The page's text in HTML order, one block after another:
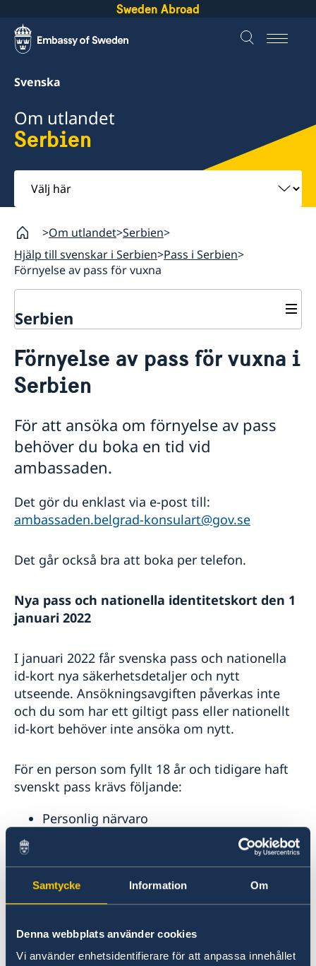
Samtycke Information Om
Denna webbplats använder cookies
Vi använder enhetsidentifierare för att anpassa innehållet
Sweden Abroad
Svenska
Om utlandet
Serbien
Välj
här
Om utlandet Serbien
Hjälp till svenskar i Serbien Pass i Serbien
Förnyelse av pass för vuxna
Serbien
Hjälp till svenskar i Serbien
Rösta i Serbien
Pensions- och levnadsintyg
Avgifter
Akut hjälp
Vad kan ambassaden bistå med
Pass i Serbien
Förnyelse av pass för vuxna
Förnyelse av pass för barn under 18 år
Ansökan om pass för barn under 18 år i Serbien
Hjälp kring medborgarskap
Registrera nyfödd utomlands
Legalisering
Reseinformation
Aktuella händelser
Skogsbränder
Terrorism
Naturförhållanden och katastrofer
Bränder
In- och utresebestämmelser
Kriminalitet och personlig säkerhet
Trafiksäkerhet
Inför resan
Open Aid
Förnyelse av pass för vuxna i
Serbien
För att ansöka om förnyelse av pass
behöver du boka en tid vid
ambassaden.
Det gör du enklast via e-post till:
ambassaden.belgrad-konsulart@gov.se
Det går också bra att boka per telefon.
Nya pass och nationella identitetskort den 1
januari 2022
I januari 2022 får svenska pass och nationella
id-kort nya säkerhetsdetaljer och nytt
utseende. Ansökningsavgiften påverkas inte
och du som har ett giltigt pass eller nationellt
id-kort behöver inte ansöka om nytt.
För en person som fyllt 18 år och tidigare haft
svenskt pass krävs följande:
Personlig närvaro
Tidigare pass ska medtas, om passet ej är
fotolegitimation.
Polisrapport om passet är stulet eller
Om du är utskriven ur Sverige måste du
visa uppehållstillstånd i bosättningslandet